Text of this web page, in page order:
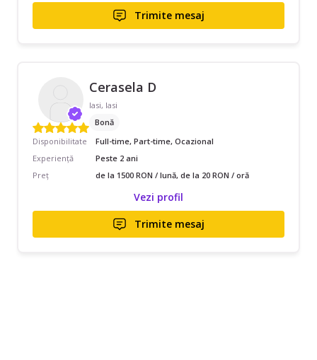
Trimite mesaj
Cerasela D
Iasi, Iasi
Bonă
Disponibilitate
Full-time, Part-time, Ocazional
Experiență
Peste 2 ani
Preț
de la 1500 RON / lună, de la 20 RON / oră
Vezi profil
Trimite mesaj